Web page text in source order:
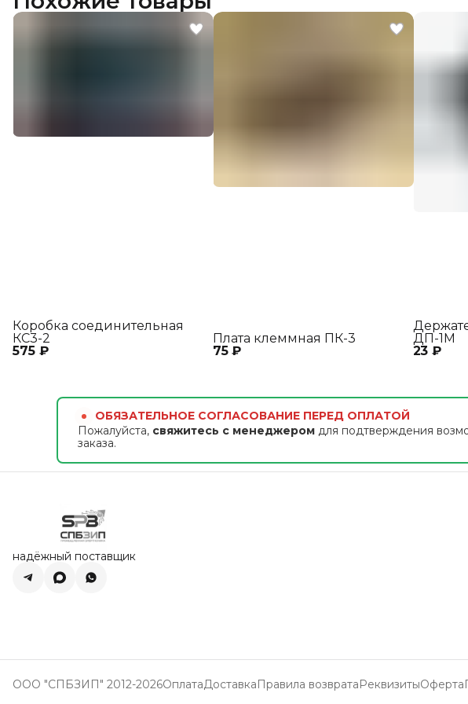
575 ₽
Коробка соединительная
КС3-2
75 ₽
Плата клеммная ПК-3
23 ₽
ДП-1М
ОБЯЗАТЕЛЬНОЕ СОГЛАСОВАНИЕ ПЕРЕД ОПЛАТОЙ
Пожалуйста, свяжитесь с менеджеромдля подтверждения
заказа.
надёжный поставщик
ООО "СПБЗИП" 2012-2026ОплатаДоставкаПравила возвратаРеквизитыОферта